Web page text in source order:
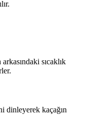
sıcaklık
dinleyerek kaçağın